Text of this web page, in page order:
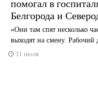
помогал в
Белгорода и
«Они там спят несколько
выходят на смену. Рабочий
31 июля